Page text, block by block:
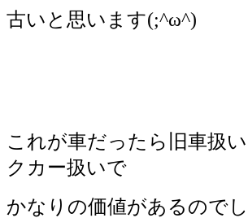
古いと思います(;^ω^)
これが車だったら旧車扱
クカー扱いで
かなりの価値があるので